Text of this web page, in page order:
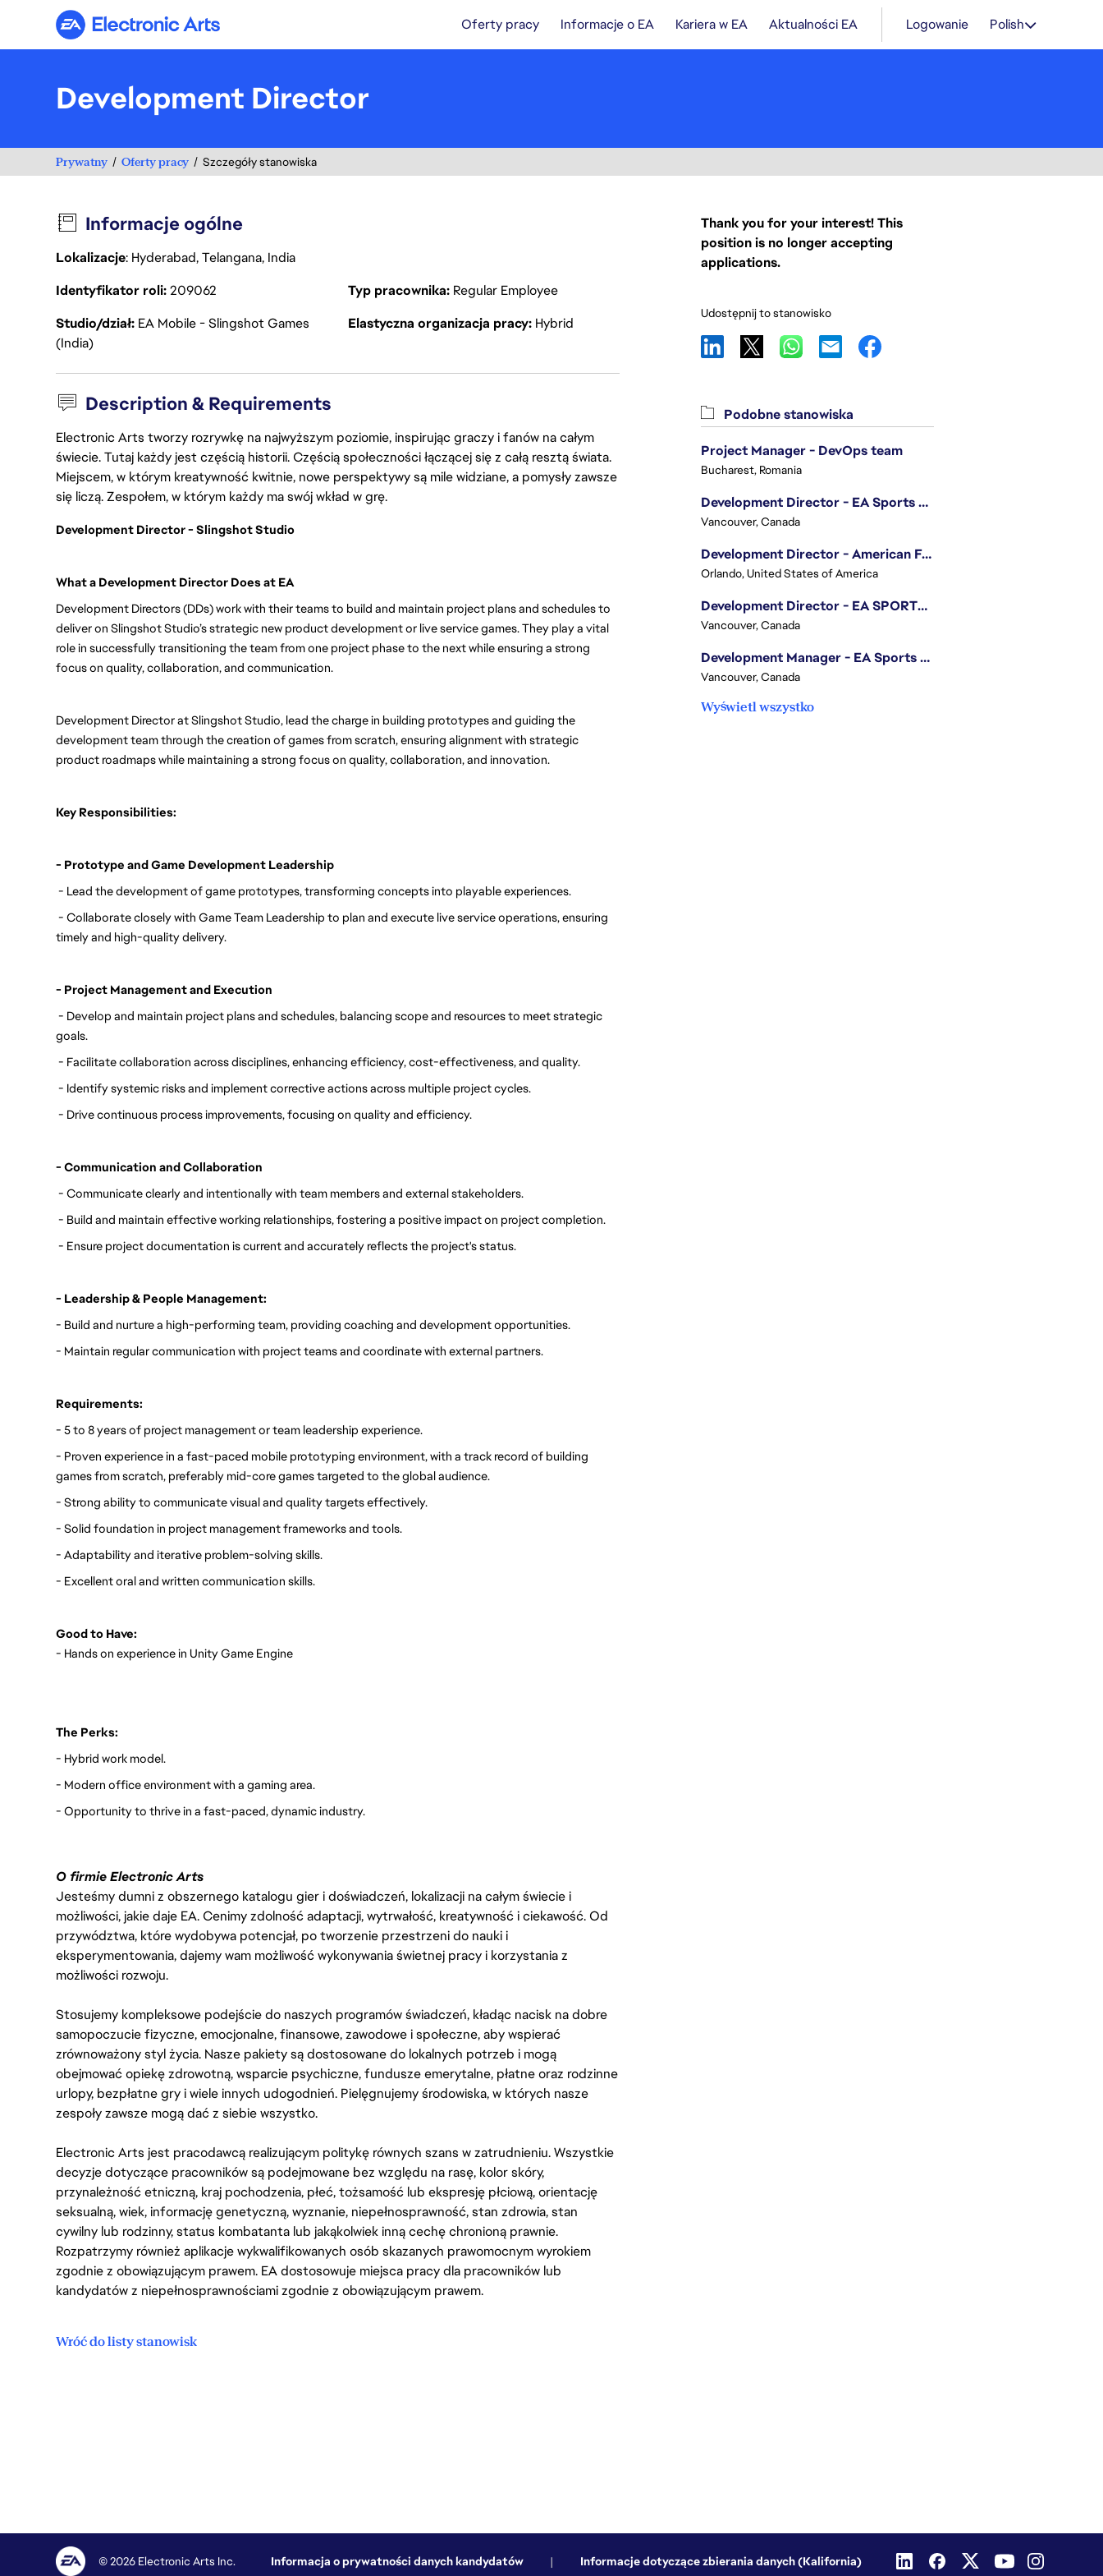
Electronic Arts Oferty pracy Informacje o EA Kariera w EA Aktualności EA Logowanie Polish
Development Director
Prywatny Oferty pracy Szczegóły stanowiska
Informacje ogólne
Lokalizacje: Hyderabad, Telangana, India
Identyfikator roli209062 Typ pracownika Regular Employee
Studio/dział EA Mobile - Slingshot Games
(India)
Elastyczna organizacja pracy Hybrid
Description & Requirements
Electronic Arts tworzy rozrywkę na najwyższym poziomie, inspirując graczy i fanów na całym
świecie. Tutaj każdy jest częścią historii. Częścią społeczności łączącej się z całą resztą świata.
Miejscem, w którym kreatywność kwitnie, nowe perspektywy są mile widziane, a pomysły zawsze
się liczą. Zespołem, w którym każdy ma swój wkład w grę.
Development Director - Slingshot Studio
What a Development Director Does at EA
Development Directors (DDs) work with their teams to build and maintain project plans and schedules to
deliver on Slingshot Studio’s strategic new product development or live service games. They play a vital
role in successfully transitioning the team from one project phase to the next while ensuring a strong
focus on quality, collaboration, and communication.
Development Director at Slingshot Studio, lead the charge in building prototypes and guiding the
development team through the creation of games from scratch, ensuring alignment with strategic
product roadmaps while maintaining a strong focus on quality, collaboration, and innovation.
Key Responsibilities:
- Prototype and Game Development Leadership
- Lead the development of game prototypes, transforming concepts into playable experiences.
- Collaborate closely with Game Team Leadership to plan and execute live service operations, ensuring
timely and high-quality delivery.
- Project Management and Execution
- Develop and maintain project plans and schedules, balancing scope and resources to meet strategic
goals.
- Facilitate collaboration across disciplines, enhancing efficiency, cost-effectiveness, and quality.
- Identify systemic risks and implement corrective actions across multiple project cycles.
- Drive continuous process improvements, focusing on quality and efficiency.
- Communication and Collaboration
- Communicate clearly and intentionally with team members and external stakeholders.
- Build and maintain effective working relationships, fostering a positive impact on project completion.
- Ensure project documentation is current and accurately reflects the project's status.
- Leadership & People Management:
- Build and nurture a high-performing team, providing coaching and development opportunities.
- Maintain regular communication with project teams and coordinate with external partners.
Requirements:
- 5 to 8 years of project management or team leadership experience.
- Proven experience in a fast-paced mobile prototyping environment, with a track record of building
games from scratch, preferably mid-core games targeted to the global audience.
- Strong ability to communicate visual and quality targets effectively.
- Solid foundation in project management frameworks and tools.
- Adaptability and iterative problem-solving skills.
- Excellent oral and written communication skills.
Good to Have:
- Hands on experience in Unity Game Engine
The Perks:
- Hybrid work model.
- Modern office environment with a gaming area.
- Opportunity to thrive in a fast-paced, dynamic industry.
O firmie Electronic Arts
Jesteśmy dumni z obszernego katalogu gier i doświadczeń, lokalizacji na całym świecie i
możliwości, jakie daje EA. Cenimy zdolność adaptacji, wytrwałość, kreatywność i ciekawość. Od
przywództwa, które wydobywa potencjał, po tworzenie przestrzeni do nauki i
eksperymentowania, dajemy wam możliwość wykonywania świetnej pracy i korzystania z
możliwości rozwoju.
Stosujemy kompleksowe podejście do naszych programów świadczeń, kładąc nacisk na dobre
samopoczucie fizyczne, emocjonalne, finansowe, zawodowe i społeczne, aby wspierać
zrównoważony styl życia. Nasze pakiety są dostosowane do lokalnych potrzeb i mogą
obejmować opiekę zdrowotną, wsparcie psychiczne, fundusze emerytalne, płatne oraz rodzinne
urlopy, bezpłatne gry i wiele innych udogodnień. Pielęgnujemy środowiska, w których nasze
zespoły zawsze mogą dać z siebie wszystko.
Electronic Arts jest pracodawcą realizującym politykę równych szans w zatrudnieniu. Wszystkie
decyzje dotyczące pracowników są podejmowane bez względu na rasę, kolor skóry,
przynależność etniczną, kraj pochodzenia, płeć, tożsamość lub ekspresję płciową, orientację
seksualną, wiek, informację genetyczną, wyznanie, niepełnosprawność, stan zdrowia, stan
cywilny lub rodzinny, status kombatanta lub jakąkolwiek inną cechę chronioną prawnie.
Rozpatrzymy również aplikacje wykwalifikowanych osób skazanych prawomocnym wyrokiem
zgodnie z obowiązującym prawem. EA dostosowuje miejsca pracy dla pracowników lub
kandydatów z niepełnosprawnościami zgodnie z obowiązującym prawem.
Wróć do listy stanowisk
Thank you for your interest! This
position is no longer accepting
applications.
Udostępnij to stanowisko
Podobne stanowiska
Project Manager - DevOps team
Bucharest, Romania
Development Director - EA Sports FC
Vancouver, Canada
Development Director - American Football
Orlando, United States of America
Development Director - EA SPORTS UFC
Vancouver, Canada
Development Manager - EA Sports FC
Vancouver, Canada
Wyświetl wszystko
© 2026 Electronic Arts Inc. Informacja o prywatności danych kandydatów | Informacje dotyczące zbierania danych (Kalifornia)